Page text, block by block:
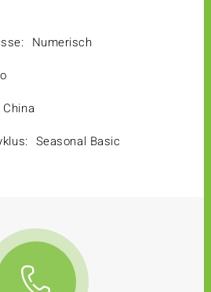
Numerisch
China
Seasonal Basic